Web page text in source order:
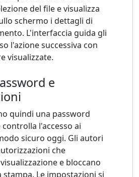
del file e visualizza
schermo i dettagli di
L'interfaccia guida gli
l'azione successiva con
visualizzate.
e
quindi una password
l'accesso ai
sicuro oggi. Gli autori
che
e bloccano
stampa. Le impostazioni si